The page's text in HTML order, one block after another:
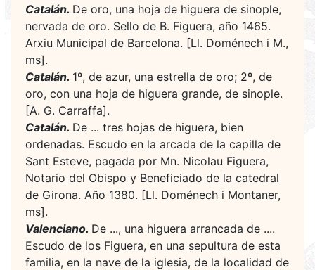
Catalán. De oro, una hoja de higuera de sinople,
nervada de oro. Sello de B. Figuera, año 1465.
Arxiu Municipal de Barcelona. [Ll. Doménech i M.,
ms].
Catalán. 1º, de azur, una estrella de oro; 2º, de
oro, con una hoja de higuera grande, de sinople.
[A. G. Carraffa].
Catalán. De ... tres hojas de higuera, bien
ordenadas. Escudo en la arcada de la capilla de
Sant Esteve, pagada por Mn. Nicolau Figuera,
Notario del Obispo y Beneficiado de la catedral
de Girona. Año 1380. [Ll. Doménech i Montaner,
ms].
Valenciano. De ..., una higuera arrancada de ....
Escudo de los Figuera, en una sepultura de esta
familia, en la nave de la iglesia, de la localidad de